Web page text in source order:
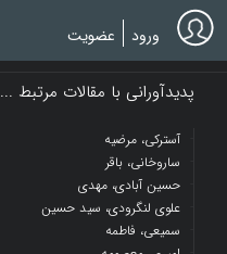
Skip
to
main
ورود عضویت
پدیدآورانی با مقالات مرتبط ...
آسترکی، مرضیه
ساروخانی، باقر
حسین آبادی، مهدی
علوی لنگرودی، سید حسین
سمیعی، فاطمه